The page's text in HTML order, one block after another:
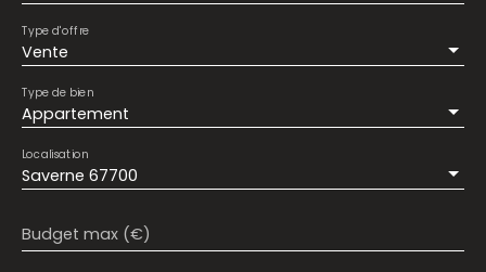
Vente
Type d'offre
Appartement
Type de bien
Saverne 67700
Localisation
Budget max (€)